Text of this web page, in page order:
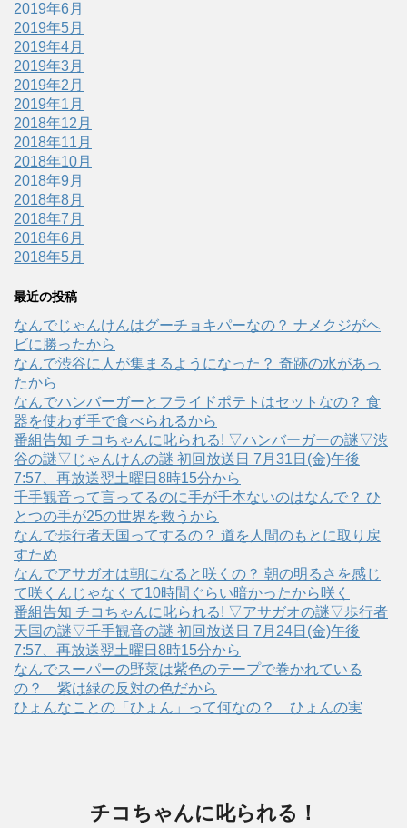
2019年6月
2019年5月
2019年4月
2019年3月
2019年2月
2019年1月
2018年12月
2018年11月
2018年10月
2018年9月
2018年8月
2018年7月
2018年6月
2018年5月
最近の投稿
なんでじゃんけんはグーチョキパーなの？ ナメクジがヘ
ビに勝ったから
なんで渋谷に人が集まるようになった？ 奇跡の水があっ
たから
なんでハンバーガーとフライドポテトはセットなの？ 食
器を使わず手で食べられるから
番組告知 チコちゃんに叱られる! ▽ハンバーガーの謎▽渋
谷の謎▽じゃんけんの謎 初回放送日 7月31日(金)午後
7:57、再放送翌土曜日8時15分から
千手観音って言ってるのに手が千本ないのはなんで？ ひ
とつの手が25の世界を救うから
なんで歩行者天国ってするの？ 道を人間のもとに取り戻
すため
なんでアサガオは朝になると咲くの？ 朝の明るさを感じ
て咲くんじゃなくて10時間ぐらい暗かったから咲く
番組告知 チコちゃんに叱られる! ▽アサガオの謎▽歩行者
天国の謎▽千手観音の謎 初回放送日 7月24日(金)午後
7:57、再放送翌土曜日8時15分から
なんでスーパーの野菜は紫色のテープで巻かれている
の？ 紫は緑の反対の色だから
ひょんなことの「ひょん」って何なの？ ひょんの実
チコちゃんに叱られる！